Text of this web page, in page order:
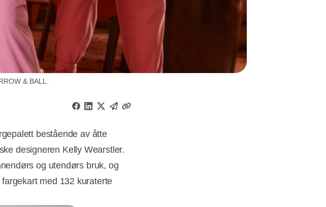
& BALL.
bestående av åtte
designeren Kelly Wearstler.
og utendørs bruk, og
med 132 kuraterte